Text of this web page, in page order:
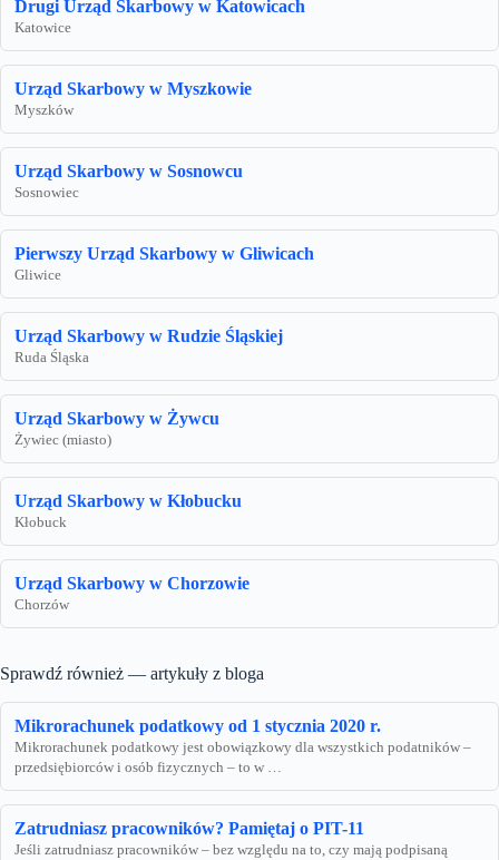
Drugi Urząd Skarbowy w Katowicach
Katowice
Urząd Skarbowy w Myszkowie
Myszków
Urząd Skarbowy w Sosnowcu
Sosnowiec
Pierwszy Urząd Skarbowy w Gliwicach
Gliwice
Urząd Skarbowy w Rudzie Śląskiej
Ruda Śląska
Urząd Skarbowy w Żywcu
Żywiec (miasto)
Urząd Skarbowy w Kłobucku
Kłobuck
Urząd Skarbowy w Chorzowie
Chorzów
Sprawdź również — artykuły z bloga
Mikrorachunek podatkowy od 1 stycznia 2020 r.
Mikrorachunek podatkowy jest obowiązkowy dla wszystkich podatników –
przedsiębiorców i osób fizycznych – to w …
Zatrudniasz pracowników? Pamiętaj o PIT-11
Jeśli zatrudniasz pracowników – bez względu na to, czy mają podpisaną